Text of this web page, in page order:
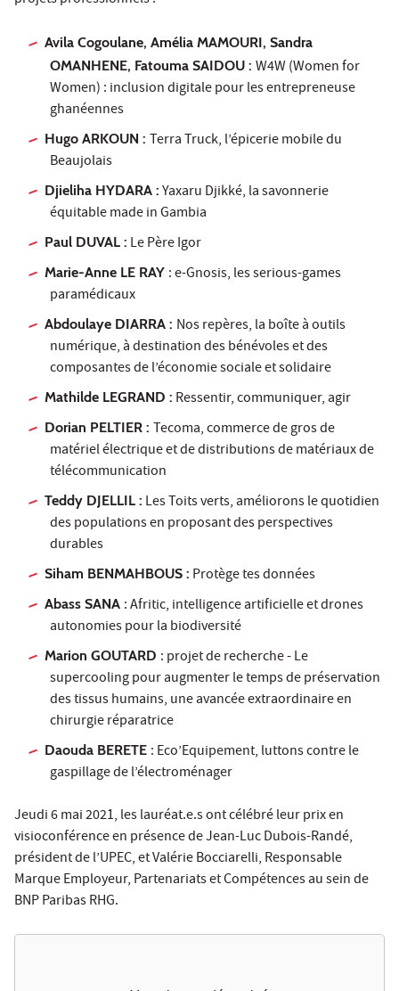
Avila Cogoulane, Amélia MAMOURI, Sandra
OMANHENE, Fatouma SAIDOU : W4W (Women for
Women) : inclusion digitale pour les entrepreneuse
ghanéennes
Hugo ARKOUN :Terra Truck, l’épicerie mobile du
Beaujolais
Djieliha HYDARA : Yaxaru Djikké, la savonnerie
équitable made in Gambia
Paul DUVAL : Le Père Igor
Marie-Anne LE RAY : e-Gnosis, les serious-games
paramédicaux
Abdoulaye DIARRA : Nos repères, la boîte à outils
numérique, à destination des bénévoles et des
composantes de l’économie sociale et solidaire
Mathilde LEGRAND : Ressentir, communiquer, agir
Dorian PELTIER :Tecoma, commerce de gros de
matériel électrique et de distributions de matériaux de
télécommunication
Teddy DJELLIL : Les Toits verts, améliorons le quotidien
des populations en proposant des perspectives
durables
Siham BENMAHBOUS : Protège tes données
Abass SANA : Afritic, intelligence artificielle et drones
autonomies pour la biodiversité
Marion GOUTARD : projet de recherche - Le
supercooling pour augmenter le temps de préservation
des tissus humains, une avancée extraordinaire en
chirurgie réparatrice
Daouda BERETE : Eco’Equipement, luttons contre le
gaspillage de l’électroménager
Jeudi 6 mai 2021, les lauréat.e.s ont célébré leur prix en
visioconférence en présence de Jean-Luc Dubois-Randé,
président de l’UPEC, et Valérie Bocciarelli, Responsable
Marque Employeur, Partenariats et Compétences au sein de
BNP Paribas RHG.